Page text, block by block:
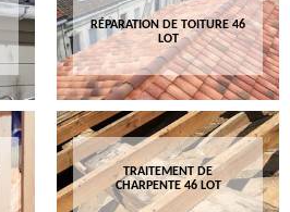
RÉPARATION DE TOITURE 46
LOT
TRAITEMENT DE
CHARPENTE 46 LOT